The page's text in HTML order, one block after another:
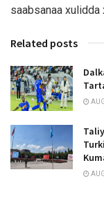
saabsanaa xulidda
Related posts